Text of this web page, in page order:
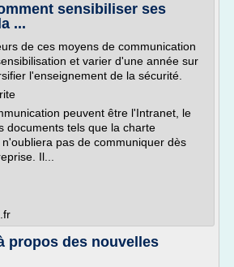
sensibiliser ses
...
de ces moyens de communication
et varier d'une année sur
l'enseignement de la sécurité.
peuvent être l'Intranet, le
documents tels que la charte
pas de communiquer dès
Il...
propos des nouvelles